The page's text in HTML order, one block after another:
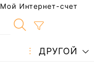
Мой Интернет-счет
ДРУГОЙ